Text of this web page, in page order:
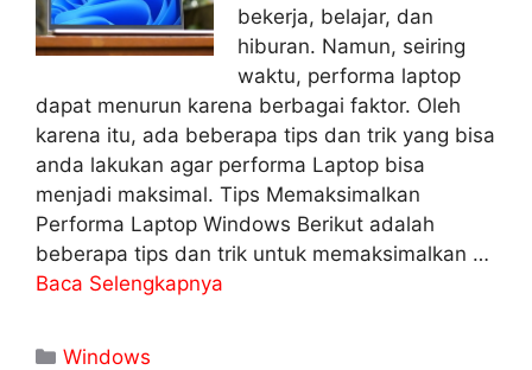
bekerja, belajar, dan
hiburan. Namun, seiring
waktu, performa laptop
dapat menurun karena berbagai faktor. Oleh
karena itu, ada beberapa tips dan trik yang bisa
anda lakukan agar performa Laptop bisa
menjadi maksimal. Tips Memaksimalkan
Performa Laptop Windows Berikut adalah
beberapa tips dan trik untuk memaksimalkan …
Baca Selengkapnya
Kategori
Windows